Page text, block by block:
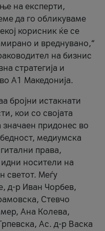
на експерти,
да го обликуваме
корисник ќе се
и вреднувано,“
на бизнис
стратегија и
А1 Македонија.
бројни истакнати
кои со својата
значаен придонес во
медиумска
права,
носители на
светот. Меѓу
д-р Иван Чорбев,
Стевчо
Ана Колева,
Ас. д-р Васка